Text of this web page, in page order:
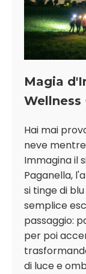
Magia
Wellness
Hai mai
neve
Immagina il
Paganella,
si tinge di
semplice
passaggio:
per poi
di luce e